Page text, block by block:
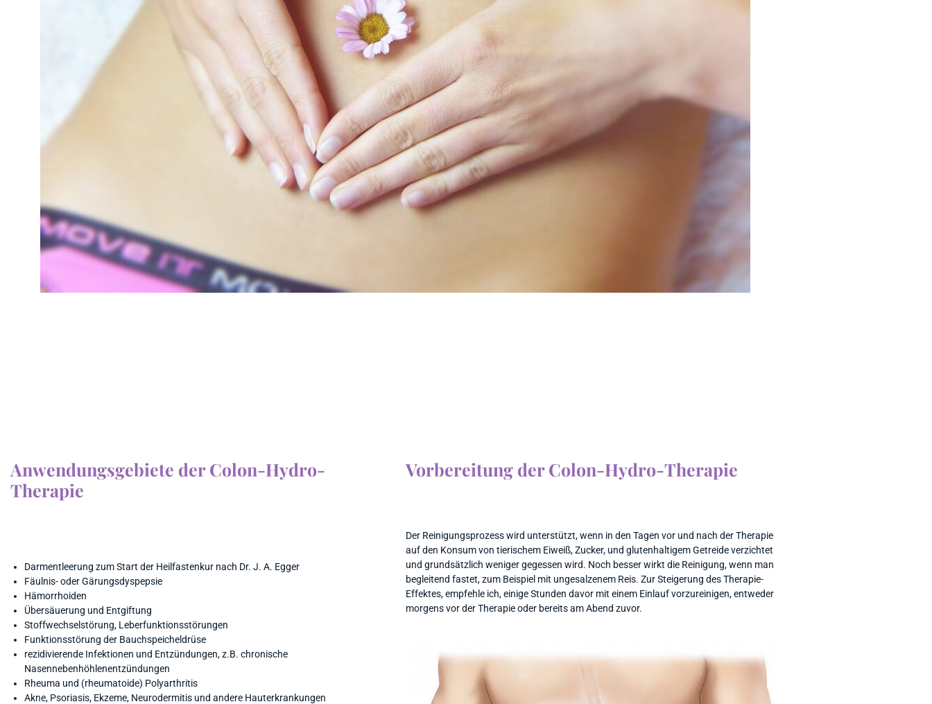
Anwendungsgebiete der Colon-Hydro-
Therapie
Darmentleerung zum Start der Heilfastenkur nach Dr. J. A. Egger
Fäulnis- oder Gärungsdyspepsie
Hämorrhoiden
Übersäuerung und Entgiftung
Stoffwechselstörung, Leberfunktionsstörungen
Funktionsstörung der Bauchspeicheldrüse
rezidivierende Infektionen und Entzündungen, z.B. chronische
Nasennebenhöhlenentzündungen
Rheuma und (rheumatoide) Polyarthritis
Akne, Psoriasis, Ekzeme, Neurodermitis und andere Hauterkrankungen
Vorbereitung der Colon-Hydro-Therapie
Der Reinigungsprozess wird unterstützt, wenn in den Tagen vor und nach der Therapie
auf den Konsum von tierischem Eiweiß, Zucker, und glutenhaltigem Getreide verzichtet
und grundsätzlich weniger gegessen wird. Noch besser wirkt die Reinigung, wenn man
begleitend fastet, zum Beispiel mit ungesalzenem Reis. Zur Steigerung des Therapie-
Effektes, empfehle ich, einige Stunden davor mit einem Einlauf vorzureinigen, entweder
morgens vor der Therapie oder bereits am Abend zuvor.